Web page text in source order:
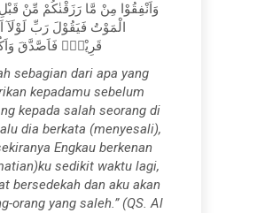
وَاَنْفِقُوْا مِنْ مَّا رَزَقْنٰكُمْ مِّنْ
الْمَوْتُ فَيَقُوْلَ رَبِّ لَوْلَآ
قَرِيْبٍۚ فَاَصَّدَّقَ
sebagian dari apa yang
kepadamu sebelum
kepada salah seorang di
dia berkata (menyesali),
Engkau berkenan
sedikit waktu lagi,
bersedekah dan aku akan
orang yang saleh.” (QS. Al